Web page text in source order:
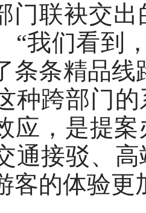
门联袂交
“我们看到
条条精品
种跨部门
应，是提
通接驳、
客的体验更